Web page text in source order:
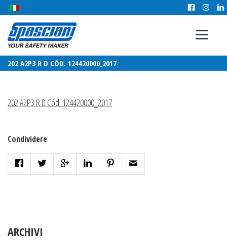
202 A2P3 R D CÓD. 124420000_2017
202 A2P3 R D Cód. 124420000_2017
Condividere
ARCHIVI